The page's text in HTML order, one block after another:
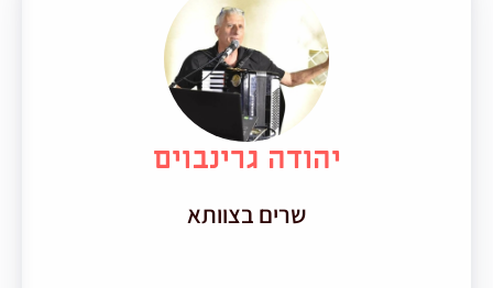
יהודה גרינבוים
שרים בצוותא